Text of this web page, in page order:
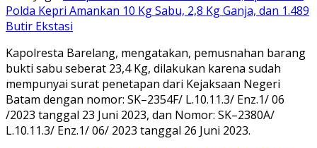
Polda Kepri Amankan 10 Kg Sabu, 2,8 Kg Ganja, dan 1.489
Butir Ekstasi
Kapolresta Barelang, mengatakan, pemusnahan barang
bukti sabu seberat 23,4 Kg, dilakukan karena sudah
mempunyai surat penetapan dari Kejaksaan Negeri
Batam dengan nomor: SK–2354F/ L.10.11.3/ Enz.1/ 06
/2023 tanggal 23 Juni 2023, dan Nomor: SK–2380A/
L.10.11.3/ Enz.1/ 06/ 2023 tanggal 26 Juni 2023.